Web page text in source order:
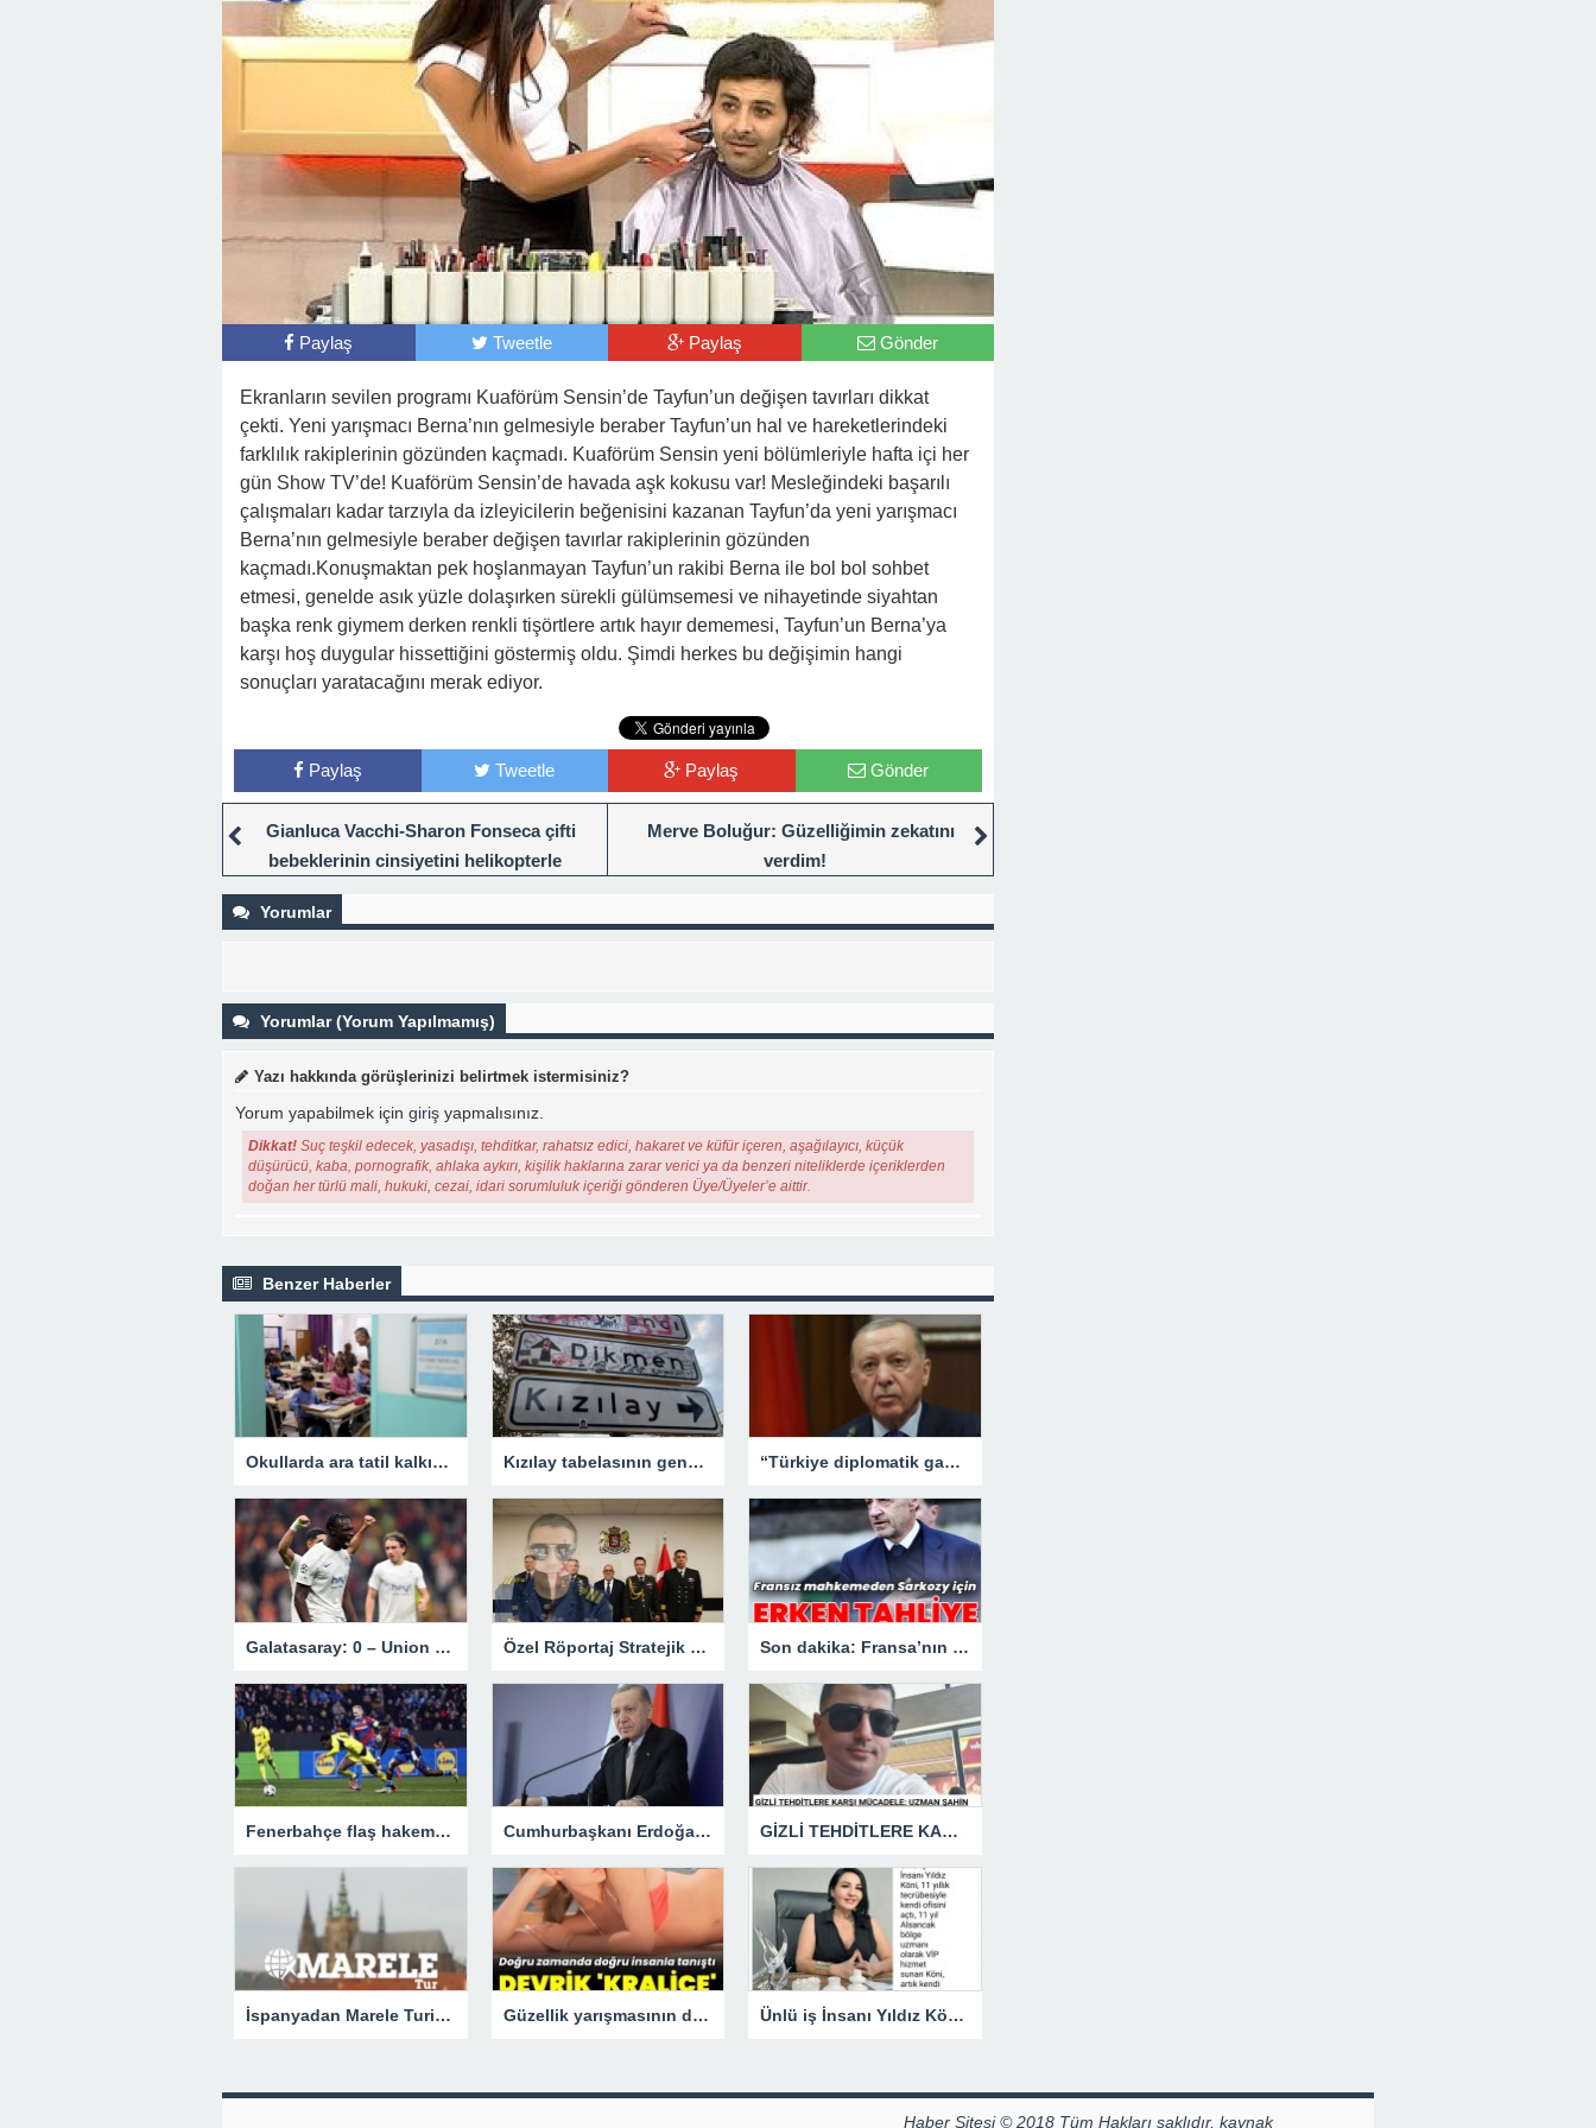
Paylaş Tweetle Paylaş Gönder
Ekranların sevilen programı Kuaförüm Sensin’de Tayfun’un değişen tavırları dikkat
çekti. Yeni yarışmacı Berna’nın gelmesiyle beraber Tayfun’un hal ve hareketlerindeki
farklılık rakiplerinin gözünden kaçmadı. Kuaförüm Sensin yeni bölümleriyle hafta içi her
gün Show TV’de! Kuaförüm Sensin’de havada aşk kokusu var! Mesleğindeki başarılı
çalışmaları kadar tarzıyla da izleyicilerin beğenisini kazanan Tayfun’da yeni yarışmacı
Berna’nın gelmesiyle beraber değişen tavırlar rakiplerinin gözünden
kaçmadı.Konuşmaktan pek hoşlanmayan Tayfun’un rakibi Berna ile bol bol sohbet
etmesi, genelde asık yüzle dolaşırken sürekli gülümsemesi ve nihayetinde siyahtan
başka renk giymem derken renkli tişörtlere artık hayır dememesi, Tayfun’un Berna’ya
karşı hoş duygular hissettiğini göstermiş oldu. Şimdi herkes bu değişimin hangi
sonuçları yaratacağını merak ediyor.
Paylaş Tweetle Paylaş Gönder
Gianluca Vacchi-Sharon Fonseca çifti
bebeklerinin cinsiyetini helikopterle
Merve Boluğur: Güzelliğimin zekatını
verdim!
Yorumlar
Yorumlar (Yorum Yapılmamış)
Yazı hakkında görüşlerinizi belirtmek istermisiniz?
Yorum yapabilmek için giriş yapmalısınız.
Dikkat! Suç teşkil edecek, yasadışı, tehditkar, rahatsız edici, hakaret ve küfür içeren, aşağılayıcı, küçük
düşürücü, kaba, pornografik, ahlaka aykırı, kişilik haklarına zarar verici ya da benzeri niteliklerde içeriklerden
doğan her türlü mali, hukuki, cezai, idari sorumluluk içeriği gönderen Üye/Üyeler’e aittir.
Benzer Haberler
Okullarda ara tatil kalkıyor mu? Bakan Tekin’den açıklama. Kızılay tabelasının gençlerle imtihanı! “Türkiye diplomatik gayretlerine devam edecek”
Galatasaray: 0 – Union Saint-Gilloise: 1 | MAÇ SONUCU ! Özel Röportaj Stratejik Deniz Güvenliği Uzmanı Gemi Kaptanı Şahin Avşar ile Konuştuk? “Karadeniz’de yeni bir güvenlik mimarisi mi doğuyor? Son dakika: Fransa’nın eski lideri Sarkozy’e erken tahliye.
Fenerbahçe flaş hakem için UEFA’ya gitti! Cumhurbaşkanı Erdoğan: Gazze için görev gücünde yer alacağız. GİZLİ TEHDİTLERE KARŞI MÜCADELE: UZMAN ŞAHİN AVŞAR ANLATIYOR – “İSTİHBARATA KARŞI KOYMADAN VAZGEÇMEK, KAPINIZI AÇIK BIRAKMAK GİBİDİR!”
İspanyadan Marele Turizm Firmasına Başarı Ödülü. Güzellik yarışmasının devrik kraliçesi Hülya Avşar, sinemanın kraliçesi oldu. Ünlü iş İnsanı Yıldız Köni, 11 Yıllık Tecrübesiyle Kendi Ofisini açtı !
Haber Sitesi © 2018 Tüm Hakları saklıdır, kaynak